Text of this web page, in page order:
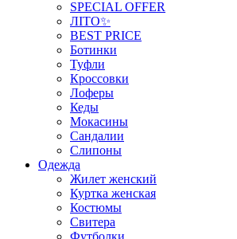
SPECIAL OFFER
ЛІТО✨
BEST PRICE
Ботинки
Туфли
Кроссовки
Лоферы
Кеды
Мокасины
Сандалии
Слипоны
Одежда
Жилет женский
Куртка женская
Костюмы
Свитера
Футболки